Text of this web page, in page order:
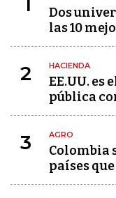
Dos
las 10
2 HACIENDA
EE.UU. es
pública
3 AGRO
Colombia
países